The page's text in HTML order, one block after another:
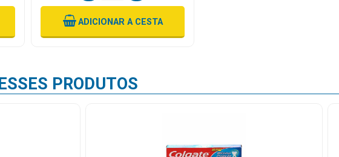
ADICIONAR A CESTA
ESSES PRODUTOS